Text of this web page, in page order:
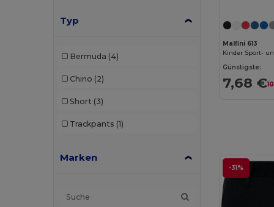
Typ
Bermuda (4)
Chino (2)
Short (3)
Trackpants (1)
Marken
Malfini 613
Kinder Sport-
Günstigste:
7,68 €
-31%